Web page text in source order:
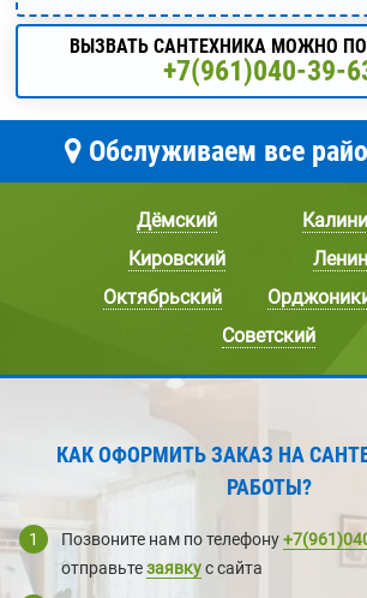
ВЫЗВАТЬ САНТЕХНИКА МОЖНО
+7(961)040-39-
Обслуживаем все
Дёмский
Кировский
Октябрьский
Советский
КАК ОФОРМИТЬ ЗАКАЗ НА
РАБОТЫ?
1 Позвоните нам по телефону
отправьтезаявкус сайта